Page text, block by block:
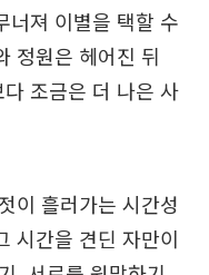
너져 이별을 택할 수
정원은 헤어진 뒤
조금은 더 나은 사
이 흘러가는 시간성
시간을 견딘 자만이